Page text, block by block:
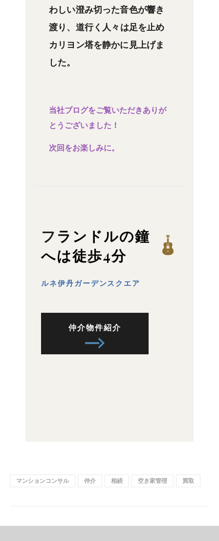
わしい澄み切った音色が響き
渡り、 道行く人々は足を止め
カリヨン塔を静かに見上げま
した。
当社ブログをご覧いただきありが
とうございました！
次回をお楽しみに。
フランドルの鐘
へは徒歩4分
ルネ伊丹ガーデンスクエア
仲介物件紹介
マンションコンサル 仲介 相続 空き家管理 買取